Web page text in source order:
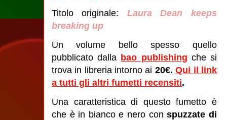
Titolo originale: Laura Dean keeps
breaking up
Un volume bello spesso quello
pubblicato dalla bao publishing che si
trova in libreria intorno ai 20€.Qui il link
a tutti gli altri fumetti recensiti.
Una caratteristica di questo fumetto è
che è in bianco e nero conspuzzate di